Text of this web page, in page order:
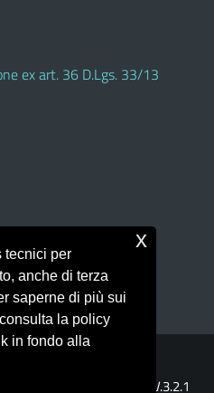
ex art. 36 D.Lgs. 33/13
accessibile
V.3.2.1
tecnici per
anche di terza
saperne di più sui
la policy
in fondo alla
x